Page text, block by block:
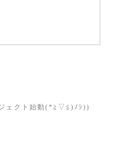
ェクト始動(*≧▽≦)ﾉｼ))